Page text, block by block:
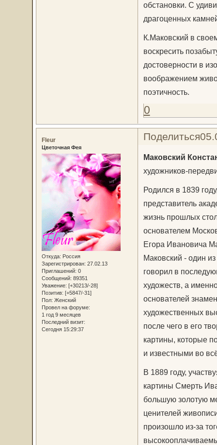
обстановки. С
драгоценных
К.Маковский в
воскресить
достоверности в
воображением
поэтичность.
0
Поделиться
Fleur
Цветочная Фея
Откуда: Россия
Зарегистрирован: 27.02.13
Приглашений: 0
Сообщений: 89351
Уважение: [+30213/-28]
Позитив: [+5847/-31]
Пол: Женский
Провел на форуме:
1 год 9 месяцев
Последний визит:
Сегодня 15:29:37
Маковский
художников-
Родился в 1839
представитель
жизнь прошлых
основателем
Егора Ивановича
Маковский - один
говорил в
художеств, а
основателей
художественных
после чего в его
картины, которые
и известными во
В 1889 году,
картины Смерть
большую золотую
ценителей
произошло из-за